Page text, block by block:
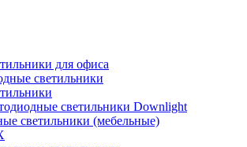
для офиса
светильники
светильники Downlight
светильники (мебельные)